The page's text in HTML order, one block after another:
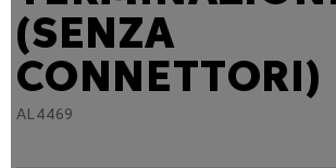
(SENZA
CONNETTORI)
AL4469